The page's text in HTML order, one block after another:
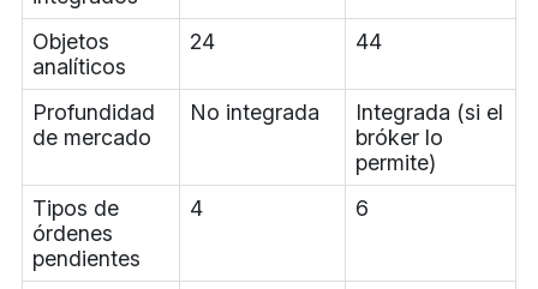
Objetos
analíticos
24 44
Profundidad
de mercado
No integrada
Integrada (si el
bróker lo
permite)
Tipos de
órdenes
pendientes
4 6